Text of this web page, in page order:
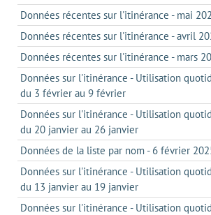
Données récentes sur l'itinérance - mai
Données récentes sur l'itinérance - avril
Données récentes sur l'itinérance - mars
Données sur l'itinérance - Utilisation
du 3 février au 9 février
Données sur l'itinérance - Utilisation
du 20 janvier au 26 janvier
Données de la liste par nom - 6 février
Données sur l'itinérance - Utilisation
du 13 janvier au 19 janvier
Données sur l'itinérance - Utilisation